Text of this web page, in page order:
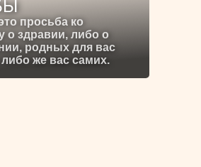
просьба ко
о здравии, либо о
родных для вас
же вас самих.